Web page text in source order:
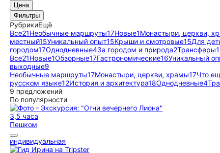
Цена
Фильтры
РубрикиЕщё
Все21Необычные маршруты17Новые1Монастыри, церкви,
местный15Уникальный опыт15Крыши и смотровые15Для
городом17Однодневные4За городом и природа2Трансферы1
Все21Новые1Обзорные17Гастрономические16Уникальный
выходные9
Необычные маршруты17Монастыри, церкви, храмы17Что
русском языке12История и архитектура18Однодневные4
9 предложений
По популярности
3,5 часа
Пешком
индивидуальная